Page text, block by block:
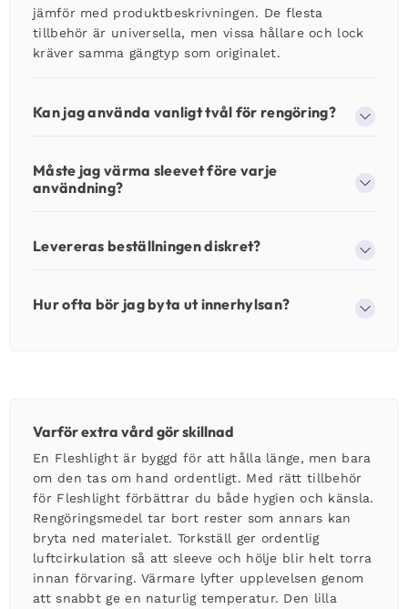
jämför med produktbeskrivningen. De flesta
tillbehör är universella, men vissa hållare och lock
kräver samma gängtyp som originalet.
Kan jag använda vanligt tvål för rengöring?
Måste jag värma sleevet före varje
användning?
Levereras beställningen diskret?
Hur ofta bör jag byta ut innerhylsan?
Varför extra vård gör skillnad
En Fleshlight är byggd för att hålla länge, men bara
om den tas om hand ordentligt. Med rätt tillbehör
för Fleshlight förbättrar du både hygien och känsla.
Rengöringsmedel tar bort rester som annars kan
bryta ned materialet. Torkställ ger ordentlig
luftcirkulation så att sleeve och hölje blir helt torra
innan förvaring. Värmare lyfter upplevelsen genom
att snabbt ge en naturlig temperatur. Den lilla